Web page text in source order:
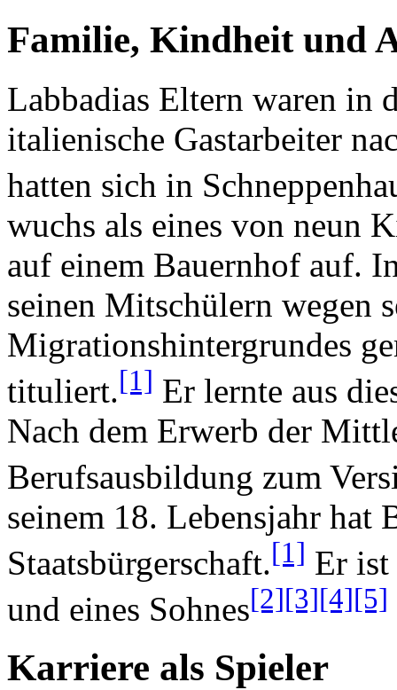
Familie, Kindheit und
Labbadias Eltern waren in
italienische Gastarbeiter
hatten sich in
wuchs als eines von neun
auf einem Bauernhof auf.
seinen Mitschülern wegen
Migrationshintergrundes
tituliert.[1] Er lernte aus
Nach dem Erwerb der
Berufsausbildung zum
seinem 18. Lebensjahr hat
Staatsbürgerschaft.[1] Er ist
und eines Sohnes[2][3][4][5]
Karriere als Spieler